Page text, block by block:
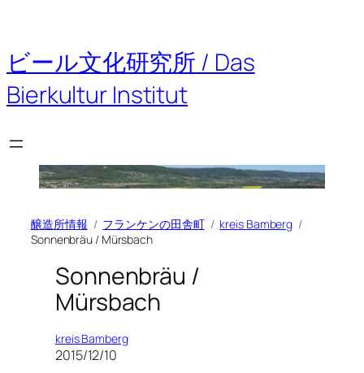
を
ス
キ
ッ
ビール文化研究所 / Das
Bierkultur Institut
醸造所情報 フランケンの田舎町
kreis Bamberg
Sonnenbräu / Mürsbach
Sonnenbräu /
Mürsbach
kreis Bamberg
2015/12/10